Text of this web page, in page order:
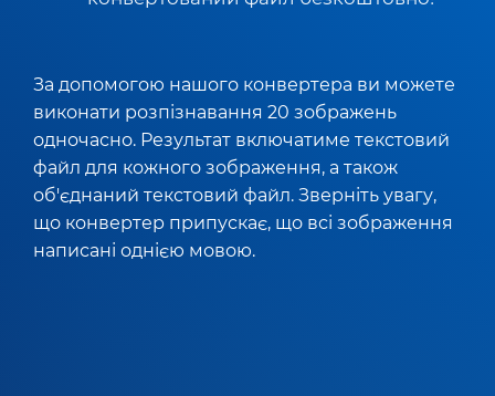
За допомогою нашого конвертера ви можете
виконати розпізнавання 20 зображень
одночасно. Результат включатиме текстовий
файл для кожного зображення, а також
об'єднаний текстовий файл. Зверніть увагу,
що конвертер припускає, що всі зображення
написані однією мовою.